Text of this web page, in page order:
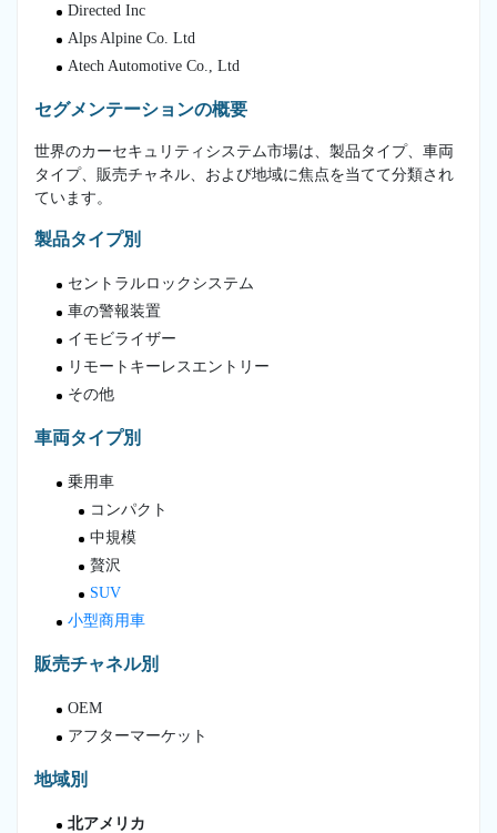
Directed Inc
Alps Alpine Co. Ltd
Atech Automotive Co., Ltd
セグメンテーションの概要
世界のカーセキュリティシステム市場は、製品タイプ、車両
タイプ、販売チャネル、および地域に焦点を当てて分類され
ています。
製品タイプ別
セントラルロックシステム
車の警報装置
イモビライザー
リモートキーレスエントリー
その他
車両タイプ別
乗用車
コンパクト
中規模
贅沢
SUV
小型商用車
販売チャネル別
OEM
アフターマーケット
地域別
北アメリカ